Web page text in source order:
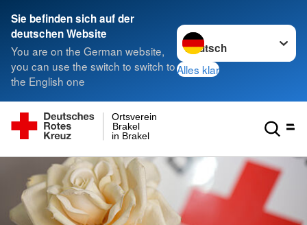
Sie befinden sich auf der
deutschen Website
You are on the German website,
you can use the switch to switch to
the English one
Sprache wechseln zu
Alles klar
in Brakel
Brakel
Ortsverein